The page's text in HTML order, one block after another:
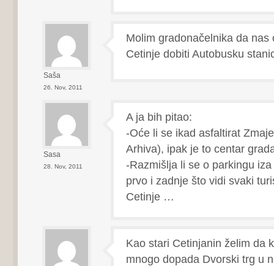
Saša
26. Nov, 2011
Molim gradonačelnika da nas
Cetinje dobiti Autobusku
Sasa
28. Nov, 2011
A ja bih pitao:
-Oće li se ikad asfaltirat
Arhiva), ipak je to centar
-Razmišlja li se o parkingu
prvo i zadnje što vidi svaki
Cetinje …
Kao stari Cetinjanin želim da
mnogo dopada Dvorski trg u